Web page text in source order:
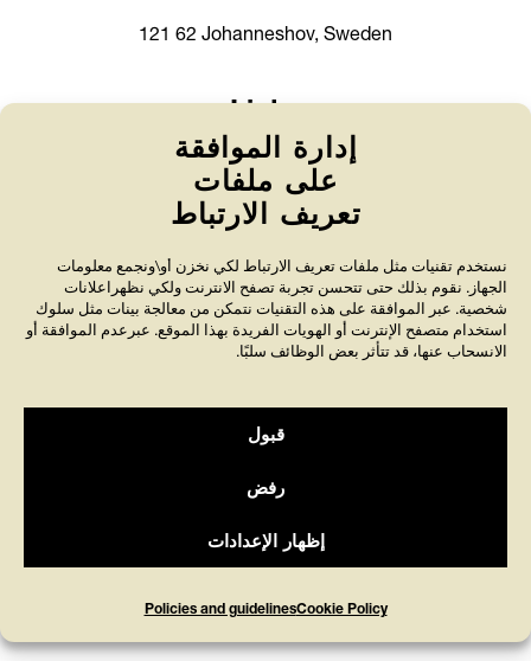
إدارة الموافقة
على ملفات
تعريف الارتباط
نستخدم تقنيات مثل ملفات تعريف الارتباط لكي نخزن أو\ونجمع معلومات
الجهاز. نقوم بذلك حتى تتحسن تجربة تصفح الانترنت ولكي نظهراعلانات
شخصية. عبر الموافقة على هذه التقنيات نتمكن من معالجة بينات مثل سلوك
استخدام متصفح الإنترنت أو الهويات الفريدة بهذا الموقع. عبرعدم الموافقة أو
الانسحاب عنها، قد تتأثر بعض الوظائف سلبًا.
قبول
رفض
إظهار الإعدادات
Cookie Policy
Policies and guidelines
121 62 Johanneshov, Sweden
World Anti-Bullying Forum
About bullying
Policies
Contact us
Friends’ 90-account is audited annually by Svensk
percent of the revenue is used for the intended purpose
and that no more than 25 percent of the revenue is